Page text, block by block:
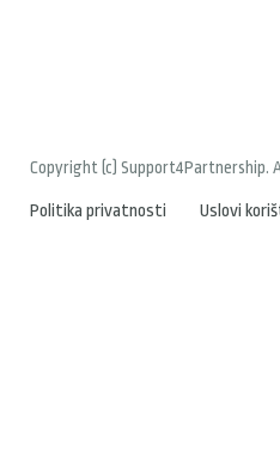
Copyright (c) Support4Partnership.
Politika privatnosti Uslovi